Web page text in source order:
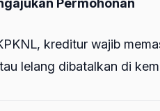
Permohonan
kreditur wajib
lelang dibatalkan di